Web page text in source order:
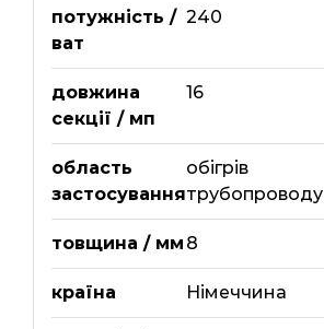
потужність /
ват
240
довжина
секції / мп
16
область
застосування
обігрів
трубопроводу
товщина / мм 8
країна Німеччина